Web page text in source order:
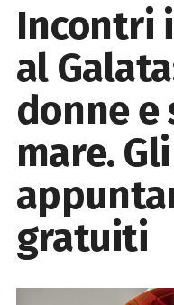
Incontri
al
donne
mare. Gli
gratuiti